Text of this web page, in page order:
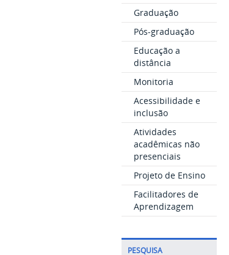
Graduação
Pós-graduação
Educação a
distância
Monitoria
Acessibilidade e
inclusão
Atividades
acadêmicas não
presenciais
Projeto de Ensino
Facilitadores de
Aprendizagem
PESQUISA